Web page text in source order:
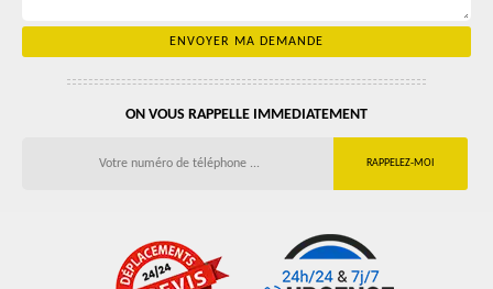
ON VOUS RAPPELLE IMMEDIATEMENT